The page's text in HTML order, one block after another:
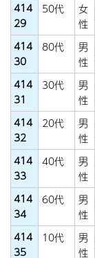
414
29
50代
女
性
414
30
80代
男
性
414
31
30代
男
性
414
32
20代
男
性
414
33
40代
男
性
414
34
60代
男
性
414
35
10代
男
性